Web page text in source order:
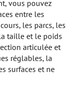
vous pouvez
entre les
les parcs, les
taille et le poids
articulée et
réglables, la
surfaces et ne